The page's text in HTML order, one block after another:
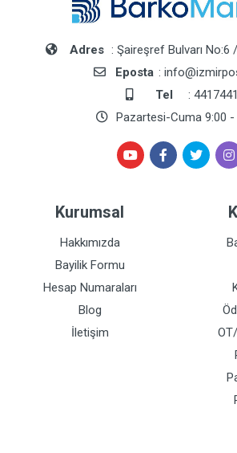
Adres : Şaireşref Bulvarı No:6
Eposta :
Tel
: 4417441
Pazartesi-Cuma 9:00 -
Kurumsal
Hakkımızda
Bayilik Formu
Hesap Numaraları
Blog
İletişim